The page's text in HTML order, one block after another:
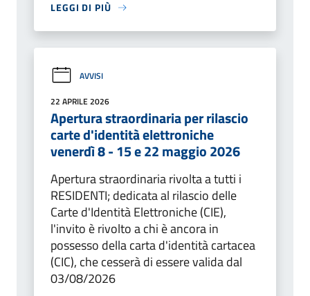
LEGGI DI PIÙ
AVVISI
22 APRILE 2026
Apertura straordinaria per rilascio
carte d'identità elettroniche
venerdì 8 - 15 e 22 maggio 2026
Apertura straordinaria rivolta a tutti i
RESIDENTI; dedicata al rilascio delle
Carte d'Identità Elettroniche (CIE),
l'invito è rivolto a chi è ancora in
possesso della carta d'identità cartacea
(CIC), che cesserà di essere valida dal
03/08/2026